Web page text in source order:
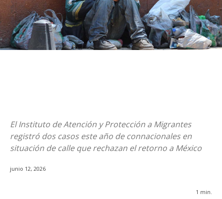
El Instituto de Atención y Protección a Migrantes
registró dos casos este año de connacionales en
situación de calle que rechazan el retorno a México
junio 12, 2026
1 min.